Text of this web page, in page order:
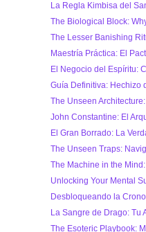
La Regla Kimbisa del
The Biological Block:
The Lesser Banishing
Maestría Práctica: El
El Negocio del Espíritu:
Guía Definitiva: Hechizo
The Unseen
John Constantine: El
El Gran Borrado: La
The Unseen Traps:
The Machine in the
Unlocking Your Mental
Desbloqueando la
La Sangre de Drago: Tu
The Esoteric Playbook: